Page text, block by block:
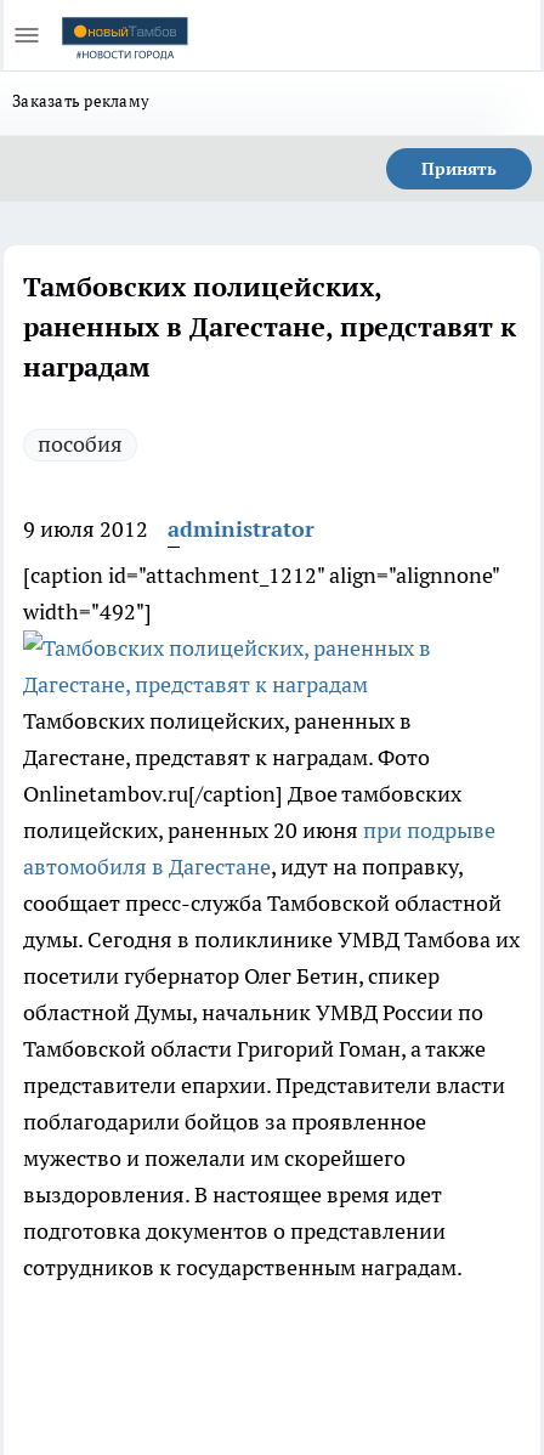
Заказать рекламу
Принять
Тамбовских полицейских,
раненных в Дагестане, представят к
наградам
пособия
9 июля 2012
administrator
[caption id="attachment_1212" align="alignnone"
width="492"]
Тамбовских полицейских, раненных в
Дагестане, представят к наградам. Фото
Onlinetambov.ru[/caption] Двое тамбовских
полицейских, раненных 20 июня при подрыве
автомобиля в Дагестане, идут на поправку,
сообщает пресс-служба Тамбовской областной
думы. Сегодня в поликлинике УМВД Тамбова их
посетили губернатор Олег Бетин, спикер
областной Думы, начальник УМВД России по
Тамбовской области Григорий Гоман, а также
представители епархии. Представители власти
поблагодарили бойцов за проявленное
мужество и пожелали им скорейшего
выздоровления. В настоящее время идет
подготовка документов о представлении
сотрудников к государственным наградам.